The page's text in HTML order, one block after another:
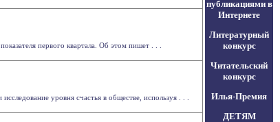
первого квартала. Об этом пишет . . .
уровня счастья в обществе, используя . . .
публикациями в
Интернете
Литературный
конкурс
Читательский
конкурс
Илья-Премия
ДЕТЯМ